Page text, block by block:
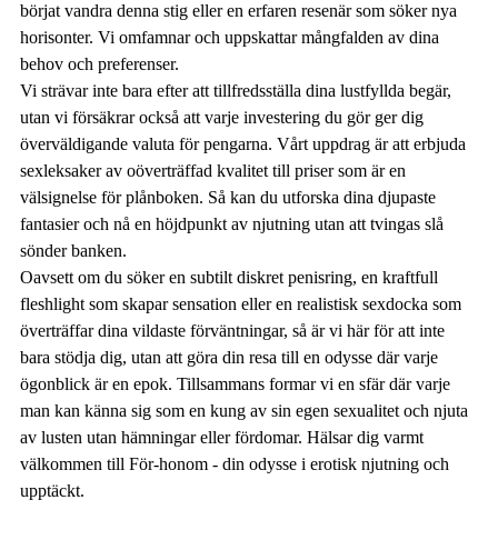
börjat vandra denna stig eller en erfaren resenär som söker nya
horisonter. Vi omfamnar och uppskattar mångfalden av dina
behov och preferenser.
Vi strävar inte bara efter att tillfredsställa dina lustfyllda begär,
utan vi försäkrar också att varje investering du gör ger dig
överväldigande valuta för pengarna. Vårt uppdrag är att erbjuda
sexleksaker av oöverträffad kvalitet till priser som är en
välsignelse för plånboken. Så kan du utforska dina djupaste
fantasier och nå en höjdpunkt av njutning utan att tvingas slå
sönder banken.
Oavsett om du söker en subtilt diskret penisring, en kraftfull
fleshlight som skapar sensation eller en realistisk sexdocka som
överträffar dina vildaste förväntningar, så är vi här för att inte
bara stödja dig, utan att göra din resa till en odysse där varje
ögonblick är en epok. Tillsammans formar vi en sfär där varje
man kan känna sig som en kung av sin egen sexualitet och njuta
av lusten utan hämningar eller fördomar. Hälsar dig varmt
välkommen till För-honom - din odysse i erotisk njutning och
upptäckt.